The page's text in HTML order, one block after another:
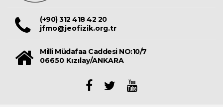
(+90) 312 418 42 20
jfmo@jeofizik.org.tr
Milli Müdafaa Caddesi NO:10/7
06650 Kızılay/ANKARA